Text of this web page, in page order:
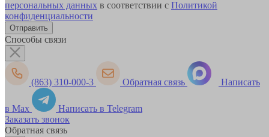
персональных данных в соответствии с Политикой
конфиденциальности
Способы связи
(863) 310-000-3 Обратная связь Написать
в Max
Написать в Telegram
Заказать звонок
Обратная связь